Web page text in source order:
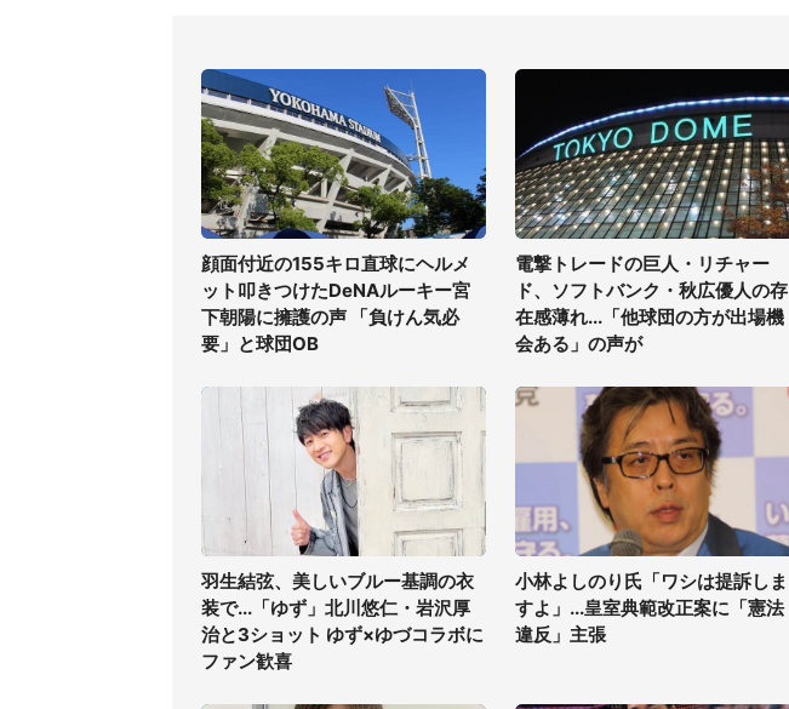
顔面付近の155キロ直球にヘルメ
ット叩きつけたDeNAルーキー宮
下朝陽に擁護の声 「負けん気必
要」と球団OB
電撃トレードの巨人・リチャー
ド、ソフトバンク・秋広優人の存
在感薄れ...「他球団の方が出場機
会ある」の声が
羽生結弦、美しいブルー基調の衣
装で...「ゆず」北川悠仁・岩沢厚
治と3ショット ゆず×ゆづコラボに
ファン歓喜
小林よしのり氏「ワシは提訴しま
すよ」...皇室典範改正案に「憲法
違反」主張